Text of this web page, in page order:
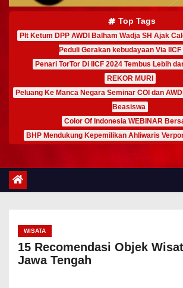
Top Tags
Plt Ketum DPP AWDI Balham Wadja SH Ajak
Peduli Gerakan kebudayaan Via IICF
Penari TorTor Di IICF 2024 Tembus Lebih
REKOR MURI
Peluang Ke Manca Negara Seminar COI dan
Beasiswa
Color Of Indonesia WEBINAR
BHP Mendukung Kepemilikan Ahliwaris
WISATA
15 Recomendasi Objek
Jawa Tengah